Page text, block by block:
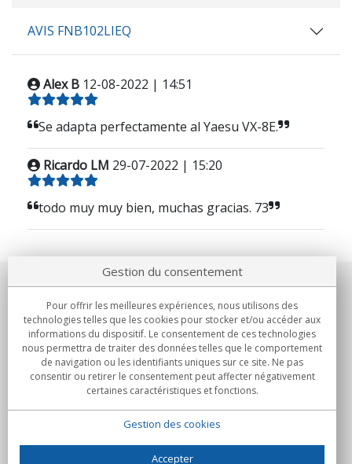
AVIS FNB102LIEQ
Alex B 12-08-2022 | 14:51
Se adapta perfectamente al Yaesu VX-8E.
Ricardo LM 29-07-2022 | 15:20
todo muy muy bien, muchas gracias. 73
Notre société
Engagements
Achats
Gestion du consentement
Pour offrir les meilleures expériences, nous utilisons des
technologies telles que les cookies pour stocker et/ou accéder aux
informations du dispositif. Le consentement de ces technologies
nous permettra de traiter des données telles que le comportement
de navigation ou les identifiants uniques sur ce site. Ne pas
consentir ou retirer le consentement peut affecter négativement
certaines caractéristiques et fonctions.
Gestion des cookies
Accepter